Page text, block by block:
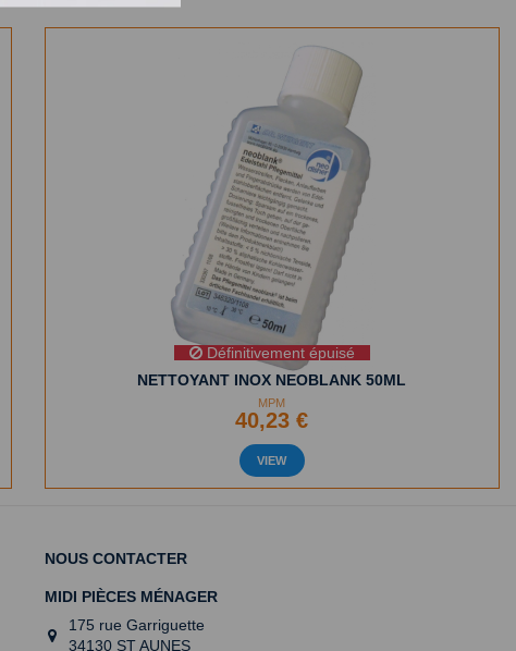
Définitivement épuisé
NETTOYANT INOX NEOBLANK 50ML
MPM
40,23 €
VIEW
NOUS CONTACTER
MIDI PIÈCES MÉNAGER
175 rue Garriguette
34130 ST AUNES